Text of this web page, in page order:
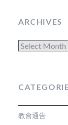
ARCHIVES
Archives
教會通告